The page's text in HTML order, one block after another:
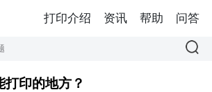
印的地方？
打印介绍 资讯 帮助 问答